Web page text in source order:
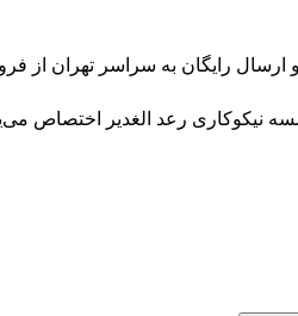
رایگان به سراسر تهران از فروشگاه
نیکوکاری رعد الغدیر اختصاص